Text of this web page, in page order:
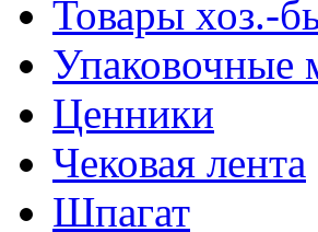
Товары хоз.-
Упаковочные
Ценники
Чековая лента
Шпагат